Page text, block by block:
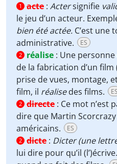
1 acte : Actersignifie
le jeu d’un acteur.
bien été actée. C’est une
administrative.
ES
2 réalise : Une
de la fabrication d’un
prise de vues, montage,
film, il réalisedes films. ES
2 directe : Ce mot n’est
dire que Martin Scorcrazy
américains.
ES
2 dicte : Dicter (une
lui dire pour qu’il